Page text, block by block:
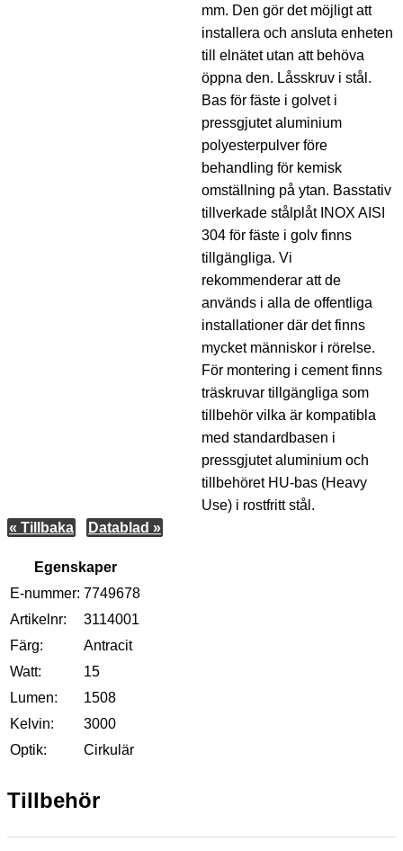
mm. Den gör det möjligt att
installera och ansluta enheten
till elnätet utan att behöva
öppna den. Låsskruv i stål.
Bas för fäste i golvet i
pressgjutet aluminium
polyesterpulver före
behandling för kemisk
omställning på ytan. Basstativ
tillverkade stålplåt INOX AISI
304 för fäste i golv finns
tillgängliga. Vi
rekommenderar att de
används i alla de offentliga
installationer där det finns
mycket människor i rörelse.
För montering i cement finns
träskruvar tillgängliga som
tillbehör vilka är kompatibla
med standardbasen i
pressgjutet aluminium och
tillbehöret HU-bas (Heavy
Use) i rostfritt stål.
« Tillbaka
Datablad »
Egenskaper
E-nummer: 7749678
Artikelnr:
3114001
Färg:
Antracit
Watt:
15
Lumen:
1508
Kelvin:
3000
Optik:
Cirkulär
Tillbehör